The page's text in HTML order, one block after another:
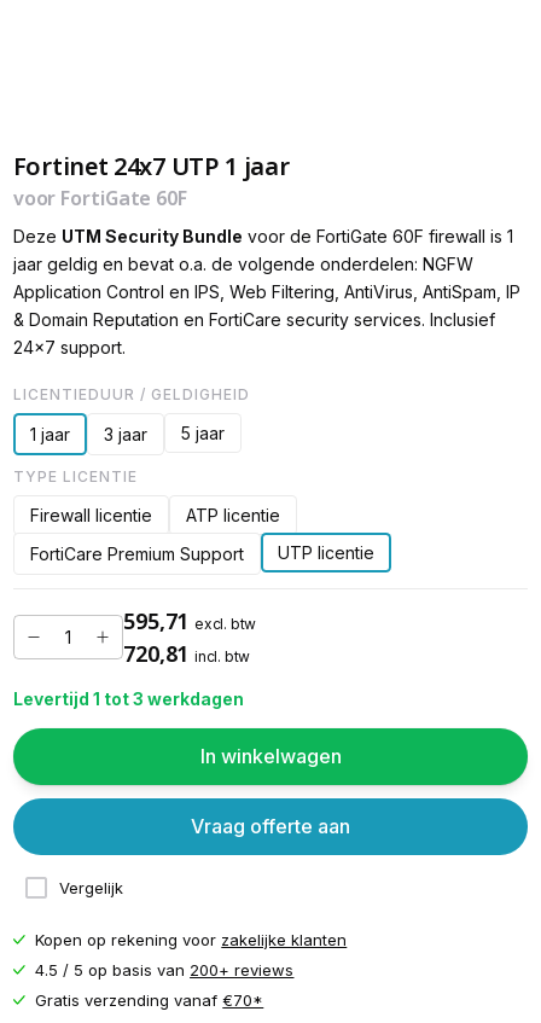
Fortinet 24x7 UTP 1 jaar
voor FortiGate 60F
Deze UTM Security Bundle voor de FortiGate 60F firewall is 1
jaar geldig en bevat o.a. de volgende onderdelen: NGFW
Application Control en IPS, Web Filtering, AntiVirus, AntiSpam, IP
& Domain Reputation en FortiCare security services. Inclusief
24x7 support.
LICENTIEDUUR / GELDIGHEID
1 jaar 3 jaar 5 jaar
TYPE LICENTIE
Firewall licentie
ATP licentie
FortiCare Premium Support
UTP licentie
595,71 excl. btw
720,81 incl. btw
Levertijd 1 tot 3 werkdagen
In winkelwagen
Vergelijk
Vraag offerte aan
Kopen op rekening voor zakelijke klanten
4.5 / 5 op basis van 200+ reviews
Gratis verzending vanaf€70*